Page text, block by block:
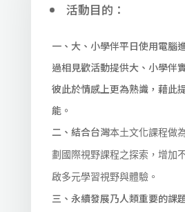
活動目的：
一、大、小學伴平日使用電腦
過相見歡活動提供大、小學伴
彼此於情感上更為熟識，藉此
能。
二、結合台灣本土文化課程做
劃國際視野課程之探索，增加
啟多元學習視野與體驗。
三、永續發展乃人類重要的課